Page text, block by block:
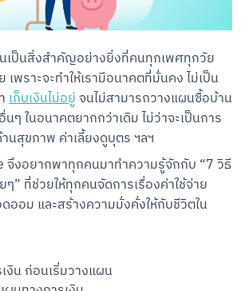
เป็นสิ่งสำคัญอย่างยิ่งที่คนทุกเพศทุกวัย
พราะจะทำให้เรามีอนาคตที่มั่นคง ไม่เป็น
เก็บเงินไม่อยู่ จนไม่สามารถวางแผนซื้อบ้าน
ๆ ในอนาคตยากกว่าเดิม ไม่ว่าจะเป็นการ
นสุขภาพ ค่าเลี้ยงดูบุตร ฯลฯ
จึงอยากพาทุกคนมาทำความรู้จักกับ “7 วิธี
” ที่ช่วยให้ทุกคนจัดการเรื่องค่าใช้จ่าย
ออม และสร้างความมั่งคั่งให้กับชีวิตใน
งิน ก่อนเริ่มวางแผน